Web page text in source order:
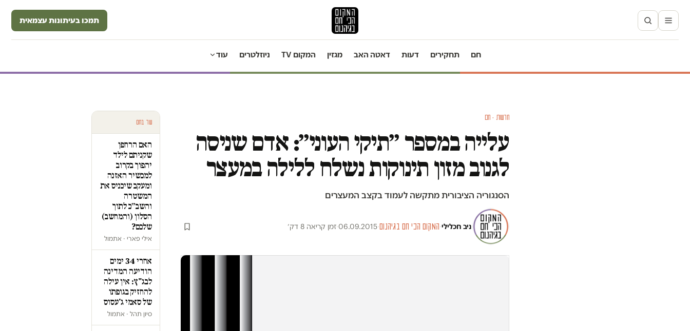
תמכו בעיתונות עצמאית
חם תחקירים דעות דאטה האב מגזין המקום TV ניוזלטרים עוד
חדשות · חם
עלייה במספר ״תיקי העוני״: אדם שניסה
לגנוב מזון תינוקות נשלח ללילה במעצר
הסנגוריה הציבורית מתקשה לעמוד בקצב המעצרים
ניב חכלילי·המקום הכי חם בגיהנום·
06.09.2015
·זמן קריאה 8 דק׳
עוד בחם
האם הרחפן
שקניתם לילד
יהפוך בקרוב
למכשיר האזנה
ומעקב שיכניס את
המשטרה
והשב״כ לתוך
הסלון (והמחשב)
שלכם?
אילי פארי · אתמול
אחרי 34 ימים
הודיעה המדינה
לבג"ץ: אין עילה
להחזיק בגופתו
של סאמי ג'עסוס
סיון תהל · אתמול